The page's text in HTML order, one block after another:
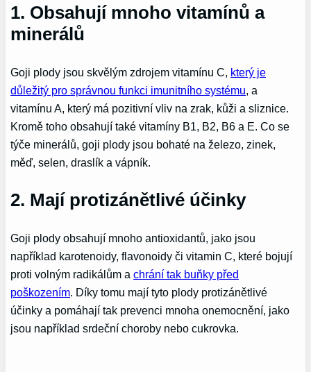
1. Obsahují mnoho vitamínů a
minerálů
Goji plody jsou skvělým zdrojem vitamínu C, který je
důležitý pro správnou funkci imunitního systému, a
vitamínu A, který má pozitivní vliv na zrak, kůži a sliznice.
Kromě toho obsahují také vitamíny B1, B2, B6 a E. Co se
týče minerálů, goji plody jsou bohaté na železo, zinek,
měď, selen, draslík a vápník.
2. Mají protizánětlivé účinky
Goji plody obsahují mnoho antioxidantů, jako jsou
například karotenoidy, flavonoidy či vitamin C, které bojují
proti volným radikálům achrání tak buňky před
poškozením . Díky tomu mají tyto plody protizánětlivé
účinky a pomáhají tak prevenci mnoha onemocnění, jako
jsou například srdeční choroby nebo cukrovka.